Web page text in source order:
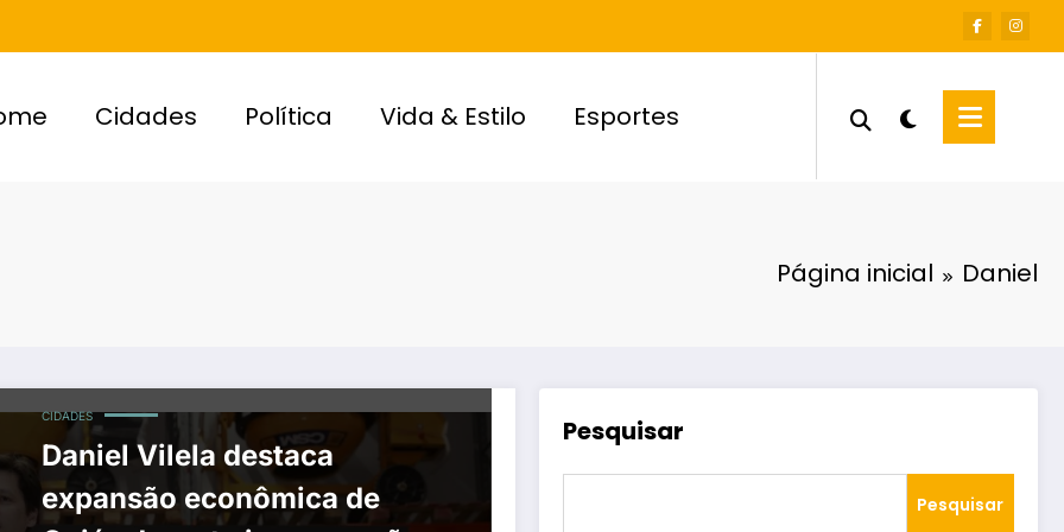
Cidades Política Vida & Estilo Esportes
Página inicial Daniel
CIDADES
Daniel Vilela destaca
expansão econômica de
Pesquisar
Pesquisar